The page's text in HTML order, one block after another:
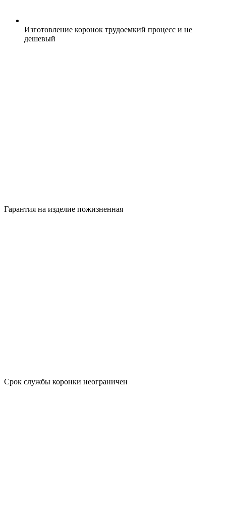
Изготовление коронок трудоемкий процесс и не
дешевый
Гарантия на изделие пожизненная
Срок службы коронки неограничен